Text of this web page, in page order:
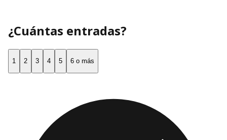
¿Cuántas entradas?
1 2 3 4 5 6 o más